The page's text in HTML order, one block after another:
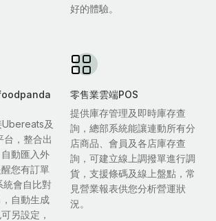
好的體驗。
Ubereats及
，整合出
動匯入外
您有訂單
統會自比對
自動生成
另設定，
零售業雲端POS
提供庫存管理及即時庫存查
詢，總部系統能讓連動所有分
店商品、會員及各店庫存查
詢，可建立線上調撥單進行調
貨，支援條碼及線上盤點，常
見營業報表供您分析營運狀
況。